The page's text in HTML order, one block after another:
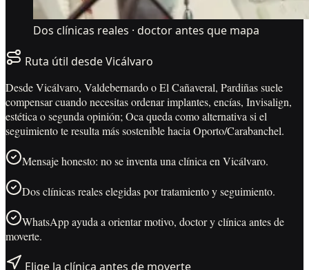
Dos clínicas reales · doctor antes que mapa
Ruta útil desdeVicálvaro
Desde Vicálvaro, Valdebernardo o El Cañaveral, Pardiñas suele
compensar cuando necesitas ordenar implantes, encías, Invisalign,
estética o segunda opinión; Oca queda como alternativa si el
seguimiento te resulta más sostenible hacia Oporto/Carabanchel.
Mensaje honesto: no se inventa una clínica en Vicálvaro.
Dos clínicas reales elegidas por tratamiento y seguimiento.
WhatsApp ayuda a orientar motivo, doctor y clínica antes de
moverte.
Elige la clínica antes de moverte